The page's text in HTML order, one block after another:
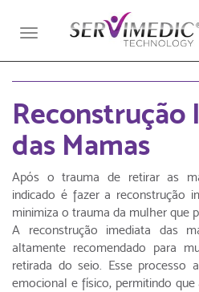
Toggle
Reconstrução
das Mamas
Após o trauma de retirar as
indicado é fazer a reconstrução
minimiza o trauma da mulher que
A reconstrução imediata das
altamente recomendado para
retirada do seio. Esse processo
emocional e físico, permitindo